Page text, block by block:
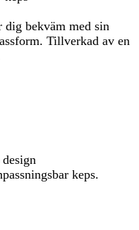
att
panorera
dig bekväm med sin
Tillverkad av en
keps.